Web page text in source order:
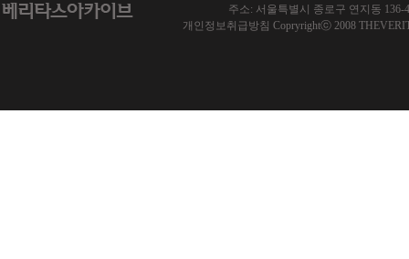
주소: 서울특별시 종로구 연지동 136-
개인정보취급방침 Copryrightⓒ 2008